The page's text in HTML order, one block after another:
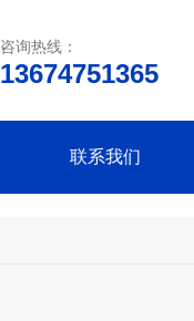
咨询热线：
13674751365
联系我们